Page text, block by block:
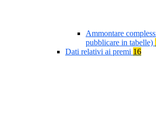
Ammontare
pubblicare in tabelle)
Dati relativi ai premi 16